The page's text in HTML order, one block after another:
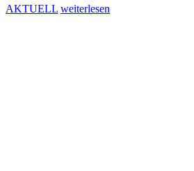
AKTUELL weiterlesen